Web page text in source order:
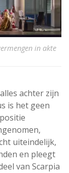
in akte
achter zijn
is het geen
uiteindelijk,
en pleegt
van Scarpia